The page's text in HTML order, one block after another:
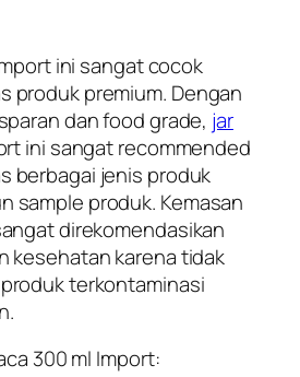
ini sangat cocok
produk premium. Dengan
dan food grade, jar
ini sangat recommended
berbagai jenis produk
sample produk. Kemasan
direkomendasikan
kesehatan karena tidak
terkontaminasi
300 ml Import: